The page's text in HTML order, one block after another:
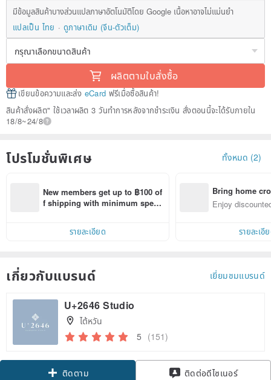
มีข้อมูลสินค้าบางส่วนแปลภาษาอัตโนมัติโดย Google เนื้อหาอาจไม่แม่นยำ
แปลเป็น ไทย
ดูภาษาเดิม (จีน-ตัวเต็ม)
ผลิตตามใบสั่งซื้อ
เขียนข้อความและส่ง eCard ฟรีเมื่อซื้อสินค้า!
สินค้าสั่งผลิต" ใช้เวลาผลิต 3 วันทำการหลังจากชำระเงิน สั่งตอนนี้จะได้รับภายใน
18/8~24/8
โปรโมชั่นพิเศษ ทั้งหมด (2)
New members get up to ฿100 of
f shipping with minimum spen
รายละเอียด
Bring home
n with ease
Enjoy
รายละเอี
เกี่ยวกับแบรนด์ เยี่ยมชมแบรนด์
U+2646 Studio
ไต้หวัน
5 (151)
Claim coupon
ติดตาม ติดต่อดีไซเนอร์